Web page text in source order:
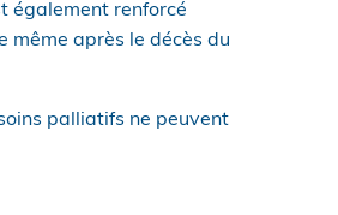
également renforcé
même après le décès du
palliatifs ne peuvent